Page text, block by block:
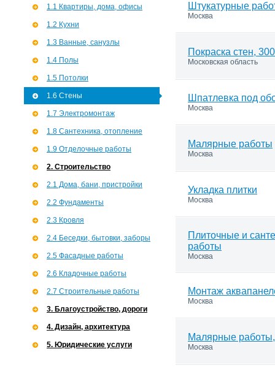
1.1 Квартиры, дома, офисы
1.2 Кухни
1.3 Ванные, санузлы
1.4 Полы
1.5 Потолки
1.6 Стены
1.7 Э­лектромонтаж
1.8 Сантехника, отопление
1.9 Отделочные работы
2. Строительство
2.1 Дома, бани, пристройки
2.2 Фундаменты
2.3 Кровля
2.4 Беседки, бытовки, заборы
2.5 Фасадные работы
2.6 Кладочные работы
2.7 Строительные работы
3. Благоустройство, дороги
4. Дизайн, архитектура
5. Юридические услуги
Штукатурные
Москва
Покраска стен,
Московская область
Шпатлевка под
Москва
Малярные работы
Москва
Укладка плитки
Москва
Плиточные и
работы
Москва
Монтаж
Москва
Малярные
Москва